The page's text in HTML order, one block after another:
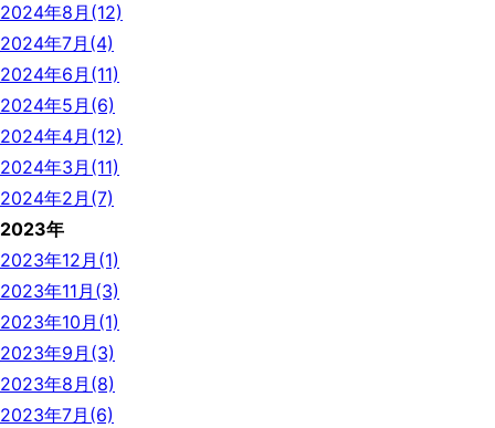
2024年8月(12)
2024年7月(4)
2024年6月(11)
2024年5月(6)
2024年4月(12)
2024年3月(11)
2024年2月(7)
2023年
2023年12月(1)
2023年11月(3)
2023年10月(1)
2023年9月(3)
2023年8月(8)
2023年7月(6)